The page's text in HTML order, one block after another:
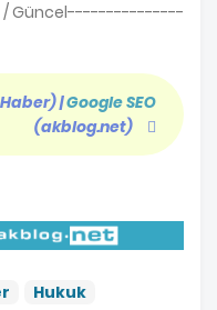
/ Güncel---------------
|Google SEO
(akblog.net)
Hukuk